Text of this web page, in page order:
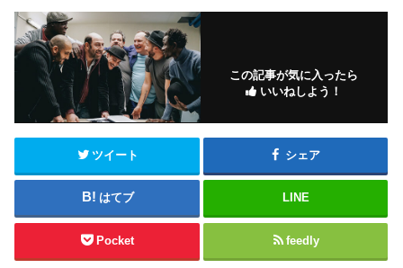
この記事が気に入ったら
いいねしよう！
ツイート シェア
はてブ LINE
Pocket feedly